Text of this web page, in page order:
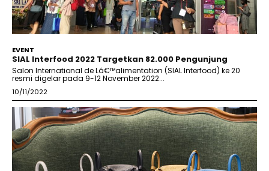
EVENT
SIAL Interfood 2022 Targetkan 82.000 Pengunjung
Salon International de Lâ€™alimentation (SIAL Interfood) ke 20
resmi digelar pada 9-12 November 2022...
10/11/2022